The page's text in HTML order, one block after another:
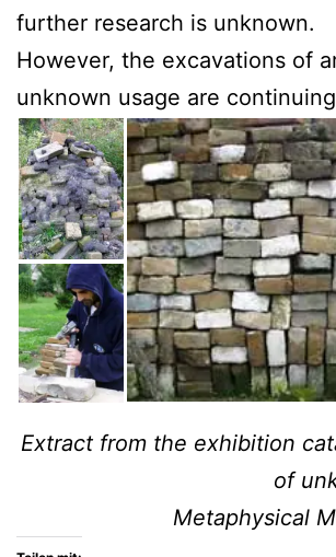
further research is unknown.
However, the excavations of
unknown usage are
Extract from the exhibition
of
Metaphysical